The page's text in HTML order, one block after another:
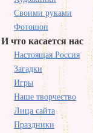
Своими руками
Фотошоп
И что касается нас
Настоящая Россия
Загадки
Игры
Наше творчество
Лица сайта
Праздники